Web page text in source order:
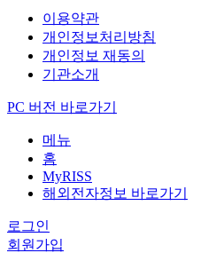
이용약관
개인정보처리방침
개인정보 재동의
기관소개
PC 버전 바로가기
메뉴
홈
MyRISS
해외전자정보 바로가기
로그인
회원가입